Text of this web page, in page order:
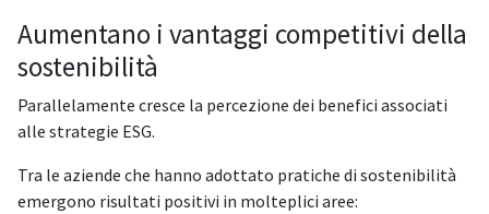
Aumentano i vantaggi competitivi della
sostenibilità
Parallelamente cresce la percezione dei benefici associati
alle strategie ESG.
Tra le aziende che hanno adottato pratiche di sostenibilità
emergono risultati positivi in molteplici aree: